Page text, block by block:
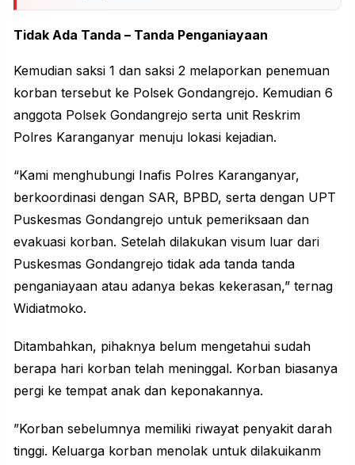
Tidak Ada Tanda – Tanda Penganiayaan
Kemudian saksi 1 dan saksi 2 melaporkan penemuan
korban tersebut ke Polsek Gondangrejo. Kemudian 6
anggota Polsek Gondangrejo serta unit Reskrim
Polres Karanganyar menuju lokasi kejadian.
“Kami menghubungi Inafis Polres Karanganyar,
berkoordinasi dengan SAR, BPBD, serta dengan UPT
Puskesmas Gondangrejo untuk pemeriksaan dan
evakuasi korban. Setelah dilakukan visum luar dari
Puskesmas Gondangrejo tidak ada tanda tanda
penganiayaan atau adanya bekas kekerasan,” ternag
Widiatmoko.
Ditambahkan, pihaknya belum mengetahui sudah
berapa hari korban telah meninggal. Korban biasanya
pergi ke tempat anak dan keponakannya.
”Korban sebelumnya memiliki riwayat penyakit darah
tinggi. Keluarga korban menolak untuk dilakuikanm